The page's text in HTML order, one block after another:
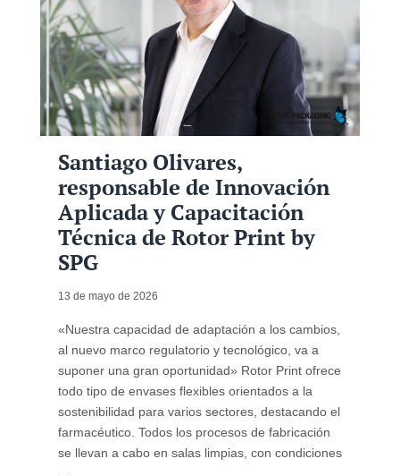
Santiago Olivares,
responsable de Innovación
Aplicada y Capacitación
Técnica de Rotor Print by
SPG
13 de mayo de 2026
«Nuestra capacidad de adaptación a los cambios,
al nuevo marco regulatorio y tecnológico, va a
suponer una gran oportunidad» Rotor Print ofrece
todo tipo de envases flexibles orientados a la
sostenibilidad para varios sectores, destacando el
farmacéutico. Todos los procesos de fabricación
se llevan a cabo en salas limpias, con condiciones